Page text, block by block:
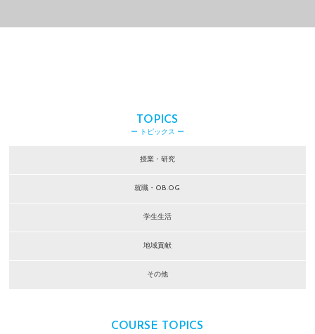
TOPICS
ー トピックス ー
授業・研究
就職・OB.OG
学生生活
地域貢献
その他
COURSE TOPICS